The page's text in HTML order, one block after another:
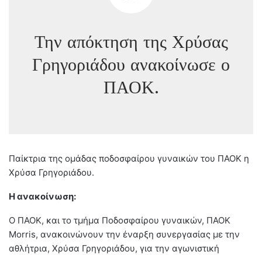
Την απόκτηση της Χρύσας
Γρηγοριάδου ανακοίνωσε ο
ΠΑΟΚ.
Παίκτρια της ομάδας ποδοσφαίρου γυναικών του ΠΑΟΚ η
Χρύσα Γρηγοριάδου.
Η ανακοίνωση:
Ο ΠΑΟΚ, και το τμήμα Ποδοσφαίρου γυναικών, ΠΑΟΚ
Morris, ανακοινώνουν την έναρξη συνεργασίας με την
αθλήτρια, Χρύσα Γρηγοριάδου, για την αγωνιστική